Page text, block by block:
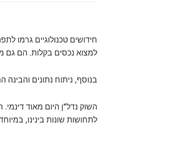
חידושים טכנולוגיים גרמו
למצוא נכסים בקלות. הם גם
בנוסף, ניתוח נתונים
השוק נדל"ן היום מאוד דינמי.
לתחושות שונות בינינו,